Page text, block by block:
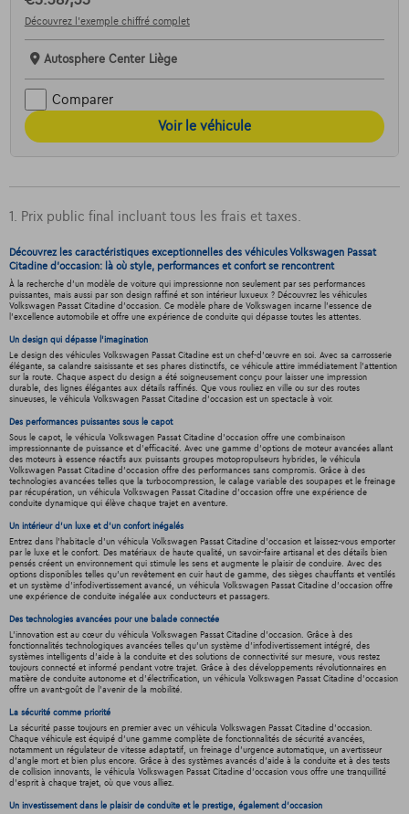
Découvrez l’exemple chiffré complet
Autosphere Center Liège
Comparer
Voir le véhicule
1. Prix public final incluant tous les frais et taxes.
Découvrez les caractéristiques exceptionnelles des véhicules Volkswagen Passat
Citadine d'occasion: là où style, performances et confort se rencontrent
À la recherche d'un modèle de voiture qui impressionne non seulement par ses performances
puissantes, mais aussi par son design raffiné et son intérieur luxueux ? Découvrez les véhicules
Volkswagen Passat Citadine d'occasion. Ce modèle phare de Volkswagen incarne l'essence de
l'excellence automobile et offre une expérience de conduite qui dépasse toutes les attentes.
Un design qui dépasse l'imagination
Le design des véhicules Volkswagen Passat Citadine est un chef-d'œuvre en soi. Avec sa carrosserie
élégante, sa calandre saisissante et ses phares distinctifs, ce véhicule attire immédiatement l'attention
sur la route. Chaque aspect du design a été soigneusement conçu pour laisser une impression
durable, des lignes élégantes aux détails raffinés. Que vous rouliez en ville ou sur des routes
sinueuses, le véhicula Volkswagen Passat Citadine d'occasion est un spectacle à voir.
Des performances puissantes sous le capot
Sous le capot, le véhicula Volkswagen Passat Citadine d'occasion offre une combinaison
impressionnante de puissance et d'efficacité. Avec une gamme d'options de moteur avancées allant
des moteurs à essence réactifs aux puissants groupes motopropulseurs hybrides, le véhicula
Volkswagen Passat Citadine d'occasion offre des performances sans compromis. Grâce à des
technologies avancées telles que la turbocompression, le calage variable des soupapes et le freinage
par récupération, un véhicula Volkswagen Passat Citadine d'occasion offre une expérience de
conduite dynamique qui élève chaque trajet en aventure.
Un intérieur d’un luxe et d’un confort inégalés
Entrez dans l'habitacle d'un véhicula Volkswagen Passat Citadine d'occasion et laissez-vous emporter
par le luxe et le confort. Des matériaux de haute qualité, un savoir-faire artisanal et des détails bien
pensés créent un environnement qui stimule les sens et augmente le plaisir de conduire. Avec des
options disponibles telles qu'un revêtement en cuir haut de gamme, des sièges chauffants et ventilés
et un système d'infodivertissement avancé, un véhicula Volkswagen Passat Citadine d'occasion offre
une expérience de conduite inégalée aux conducteurs et passagers.
Des technologies avancées pour une balade connectée
L'innovation est au cœur du véhicula Volkswagen Passat Citadine d'occasion. Grâce à des
fonctionnalités technologiques avancées telles qu'un système d'infodivertissement intégré, des
systèmes intelligents d'aide à la conduite et des solutions de connectivité sur mesure, vous restez
toujours connecté et informé pendant votre trajet. Grâce à des développements révolutionnaires en
matière de conduite autonome et d'électrification, un véhicula Volkswagen Passat Citadine d'occasion
offre un avant-goût de l'avenir de la mobilité.
La sécurité comme priorité
La sécurité passe toujours en premier avec un véhicula Volkswagen Passat Citadine d'occasion.
Chaque véhicule est équipé d'une gamme complète de fonctionnalités de sécurité avancées,
notamment un régulateur de vitesse adaptatif, un freinage d'urgence automatique, un avertisseur
d'angle mort et bien plus encore. Grâce à des systèmes avancés d'aide à la conduite et à des tests
de collision innovants, le véhicula Volkswagen Passat Citadine d'occasion vous offre une tranquillité
d'esprit à chaque trajet, où que vous alliez.
Un investissement dans le plaisir de conduite et le prestige, également d'occasion